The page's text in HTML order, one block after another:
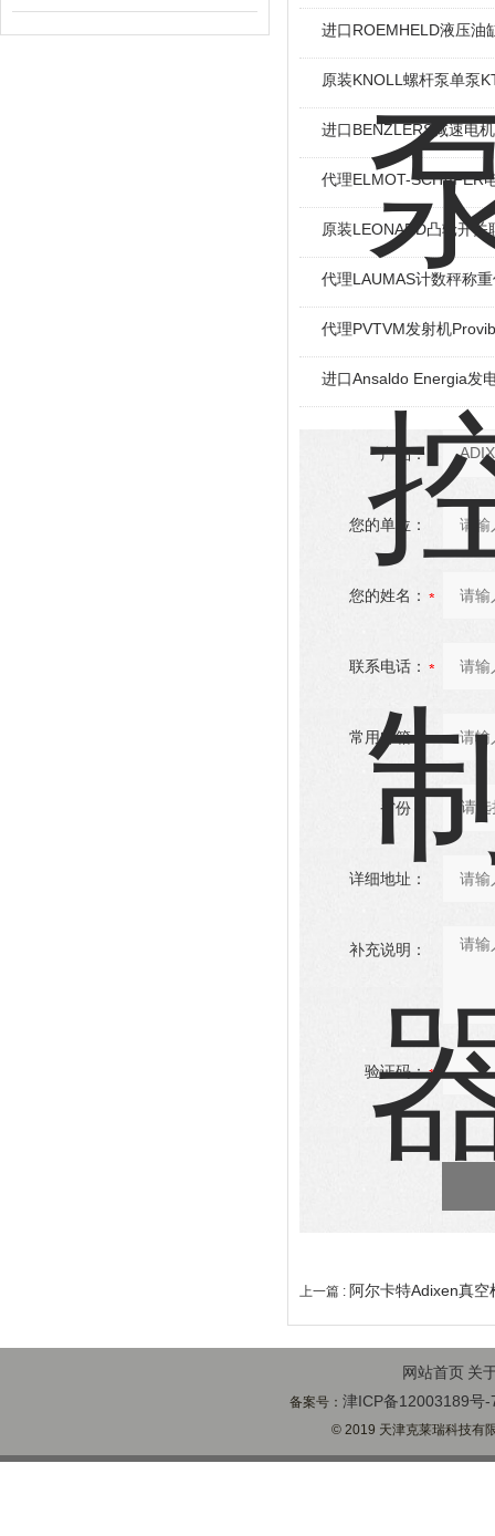
顶BD-58 进口ROEMHELD液压油
原装KNOLL螺杆泵单泵
进口BENZLERS减速电
代理ELMOT-SCHAFER
原装LEONARD凸轮开关
代理LAUMAS计数秤称
代理PVTVM发射机
进口Ansaldo Energia发
产品：
您的单位：
您的姓名：
联系电话：
常用邮箱：
省份：
详细地址：
补充说明：
验证码：
上一篇 : 阿尔卡特Adixen真空
网站首页 关
备案号：津ICP备12003189号-
© 2019 天津克莱瑞科技有